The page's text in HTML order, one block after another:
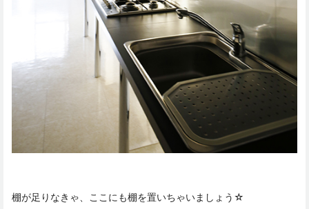
棚が足りなきゃ、ここにも棚を置いちゃいましょう☆